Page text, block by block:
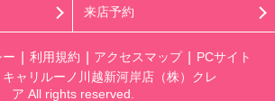
来店予約
利用規約 アクセスマップ
PCサイト
ャリルーノ川越新河岸店（株）クレ
ア All rights reserved.